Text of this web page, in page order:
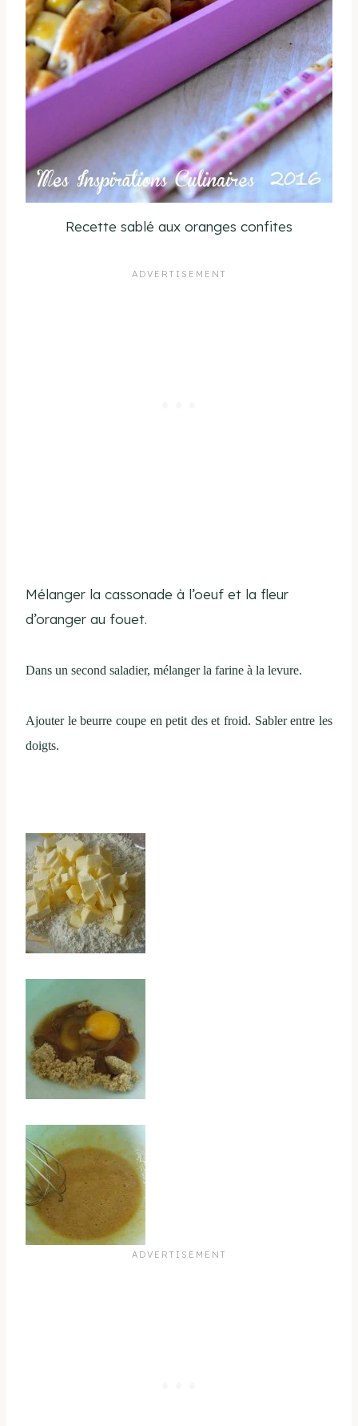
Recette sablé aux oranges confites
Mélanger la cassonade à l’oeuf et la fleur
d’oranger au fouet.
Dans un second saladier, mélanger la farine à la levure.
Ajouter le beurre coupe en petit des et froid. Sabler entre les
doigts.